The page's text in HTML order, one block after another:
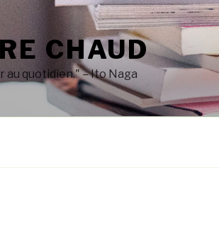
CHAUD
au quotidien." – Ito Naga